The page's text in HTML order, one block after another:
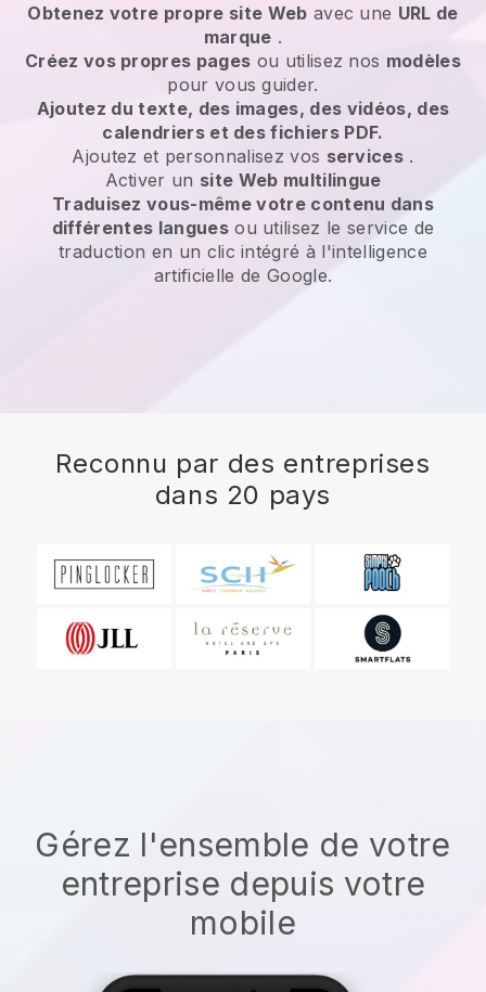
Obtenez votre propre site Web avec une URL de
marque .
Créez vos propres pages ou utilisez nos modèles
pour vous guider.
Ajoutez du texte, des images, des vidéos, des
calendriers et des fichiers PDF.
Ajoutez et personnalisez vos services .
Activer un site Web multilingue
Traduisez vous-même votre contenu dans
différentes languesou utilisez le service de
traduction en un clic intégré à l'intelligence
artificielle de Google.
Reconnu par des entreprises
dans 20 pays
Gérez l'ensemble de votre
entreprise depuis votre
mobile